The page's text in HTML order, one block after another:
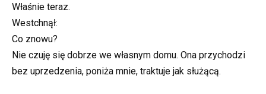
Właśnie teraz.
Westchnął:
Co znowu?
Nie czuję się dobrze we własnym domu. Ona przychodzi
bez uprzedzenia, poniża mnie, traktuje jak służącą.